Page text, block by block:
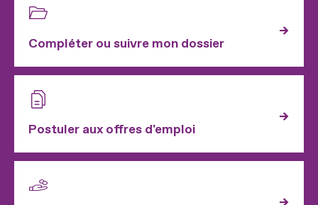
Compléter ou suivre mon dossier
Postuler aux offres d'emploi